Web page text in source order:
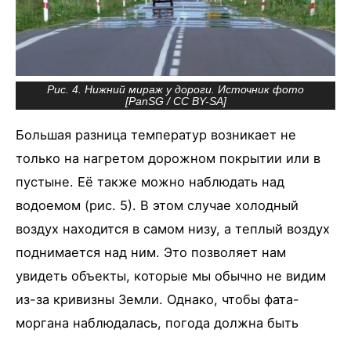
Рис. 4. Нижний мираж у дороги. Источник фото
[PanSG / CC BY-SA]
Большая разница температур возникает не
только на нагретом дорожном покрытии или в
пустыне. Её также можно наблюдать над
водоемом (рис. 5). В этом случае холодный
воздух находится в самом низу, а теплый воздух
поднимается над ним. Это позволяет нам
увидеть объекты, которые мы обычно не видим
из-за кривизны Земли. Однако, чтобы фата-
моргана наблюдалась, погода должна быть